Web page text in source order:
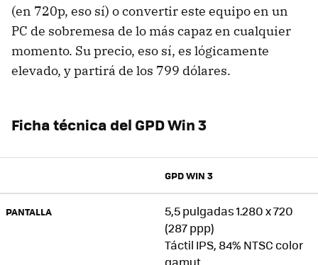
(en 720p, eso sí) o convertir este equipo en un
PC de sobremesa de lo más capaz en cualquier
momento. Su precio, eso sí, es lógicamente
elevado, y partirá de los 799 dólares.
Ficha técnica del GPD Win 3
GPD WIN 3
PANTALLA
5,5 pulgadas 1.280 x 720
(287 ppp)
Táctil IPS, 84% NTSC color
gamut